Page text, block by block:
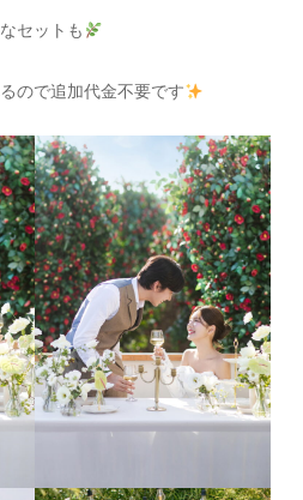
セットも
ので追加代金不要です